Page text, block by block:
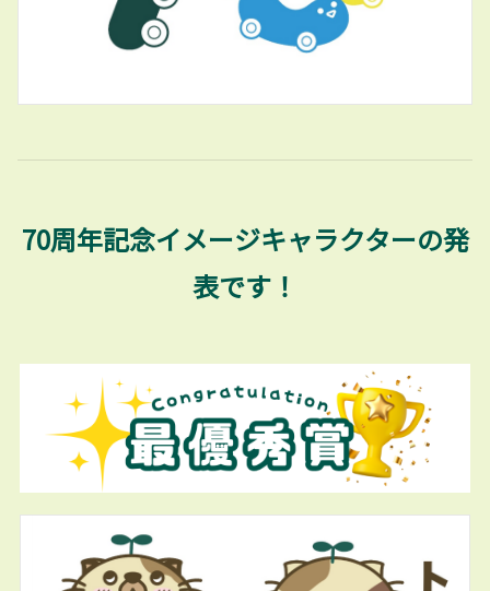
70周年記念イメージキャラクターの発
表です！